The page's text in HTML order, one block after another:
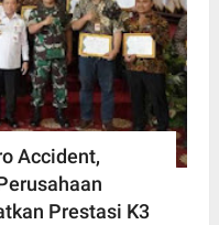
Accident,
Prestasi K3